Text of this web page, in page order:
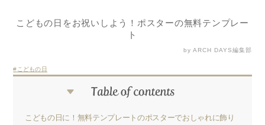
こどもの日をお祝いしよう！ポスターの無料テンプレー
ト
by ARCH DAYS編集部
こどもの日
こどもの日に！無料テンプレートのポスターでおしゃれに飾り